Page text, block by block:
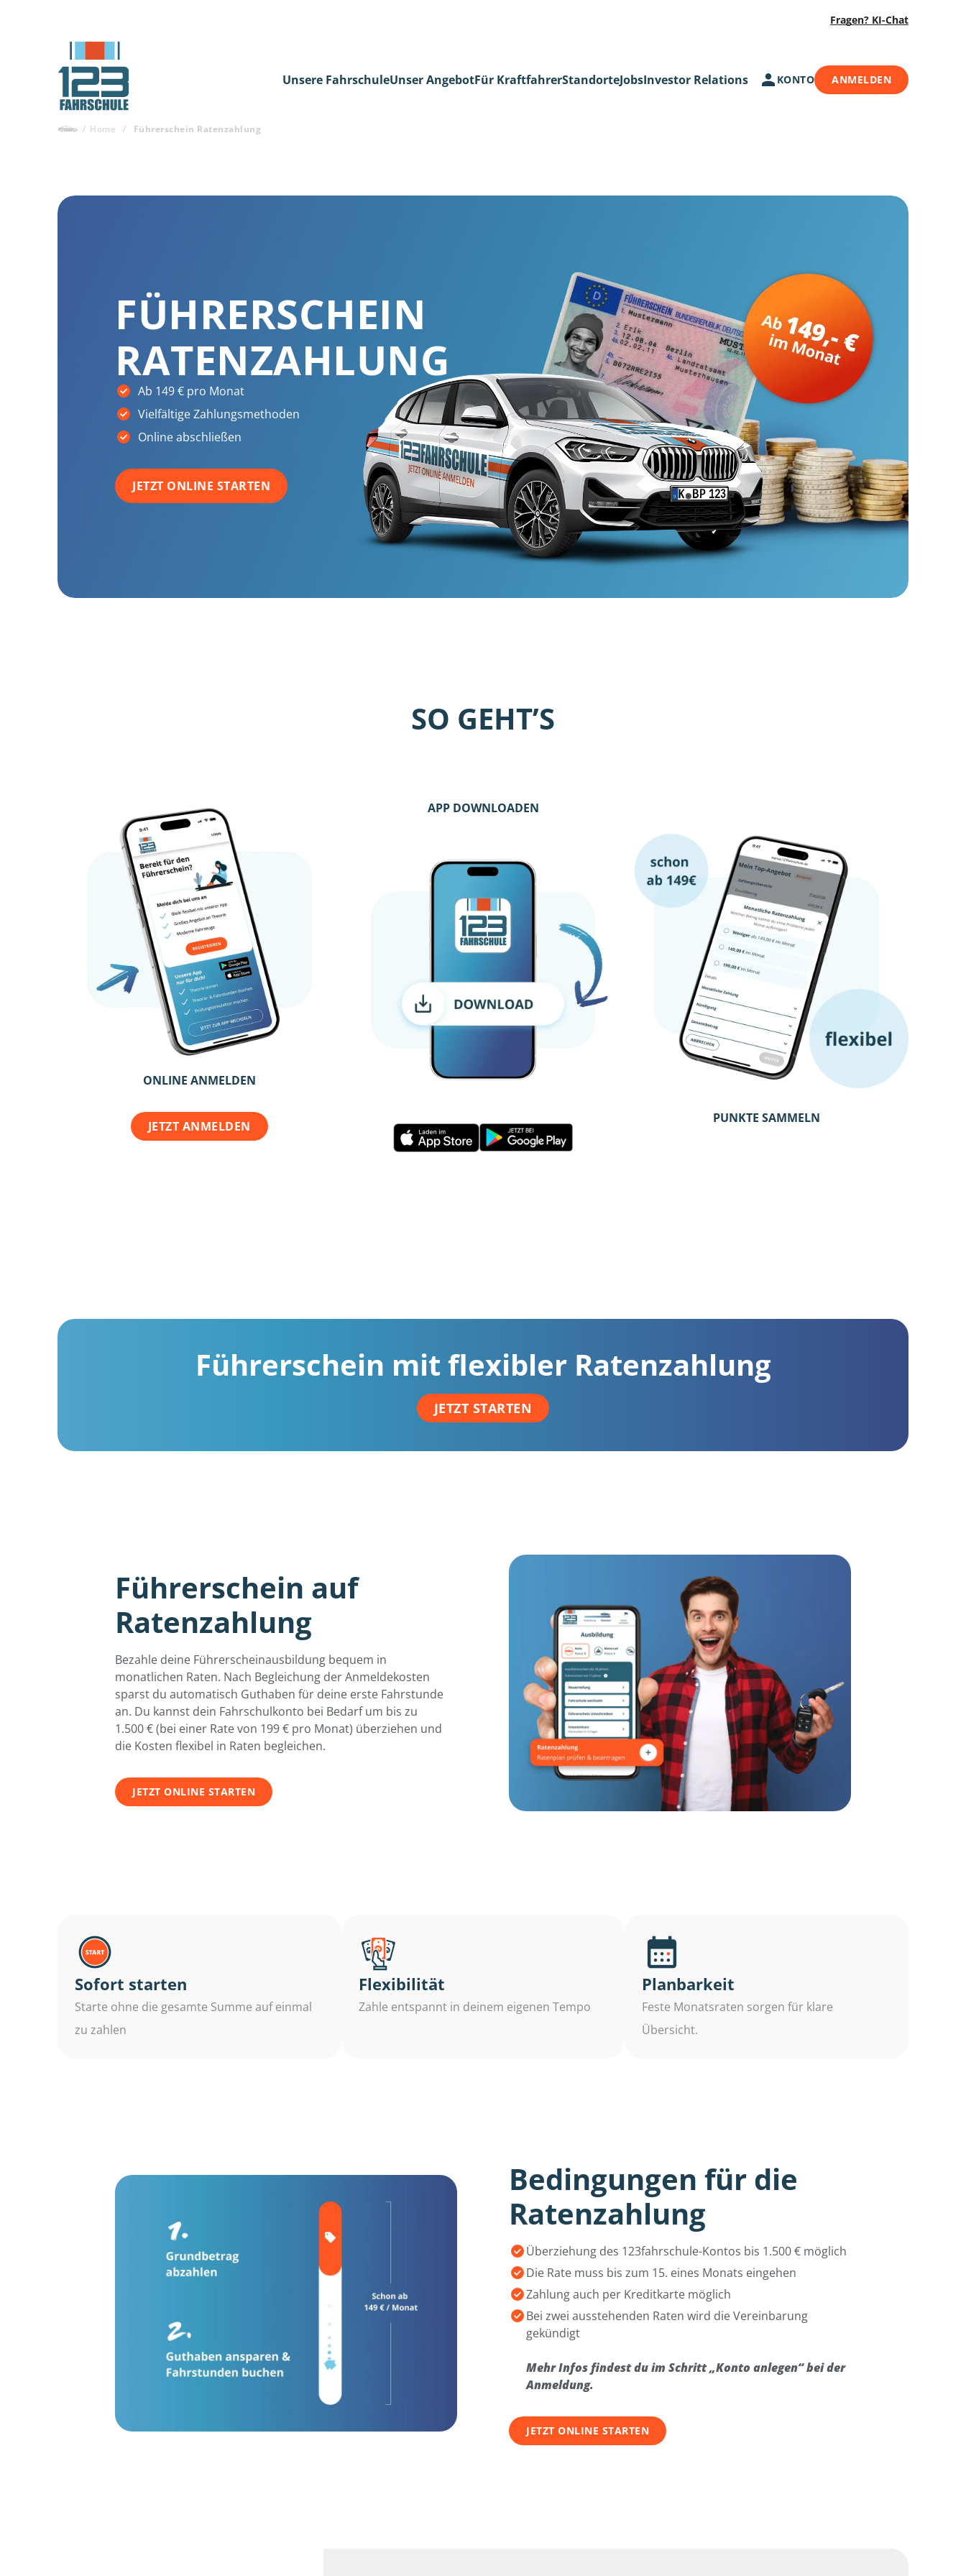
Fragen? KI-Chat
Unsere FahrschuleUnser AngebotFür KraftfahrerStandorteJobsInvestor Relations KONTO ANMELDEN
/ Home / Führerschein Ratenzahlung
FÜHRERSCHEIN
RATENZAHLUNG
Ab 149 € pro Monat
Vielfältige Zahlungsmethoden
Online abschließen
JETZT ONLINE STARTEN
SO GEHT’S
ONLINE ANMELDEN
JETZT ANMELDEN
APP DOWNLOADEN
PUNKTE SAMMELN
Führerschein mit flexibler Ratenzahlung
JETZT STARTEN
Führerschein auf
Ratenzahlung
Bezahle deine Führerscheinausbildung bequem in
monatlichen Raten. Nach Begleichung der Anmeldekosten
sparst du automatisch Guthaben für deine erste Fahrstunde
an. Du kannst dein Fahrschulkonto bei Bedarf um bis zu
1.500 € (bei einer Rate von 199 € pro Monat) überziehen und
die Kosten flexibel in Raten begleichen.
JETZT ONLINE STARTEN
Sofort starten
Starte ohne die gesamte Summe auf einmal
zu zahlen
Flexibilität
Zahle entspannt in deinem eigenen Tempo
Planbarkeit
Feste Monatsraten sorgen für klare
Übersicht.
Bedingungen für die
Ratenzahlung
Überziehung des 123fahrschule-Kontos bis 1.500 € möglich
Die Rate muss bis zum 15. eines Monats eingehen
Zahlung auch per Kreditkarte möglich
Bei zwei ausstehenden Raten wird die Vereinbarung
gekündigt
Mehr Infos findest du im Schritt „Konto anlegen“ bei der
Anmeldung.
JETZT ONLINE STARTEN